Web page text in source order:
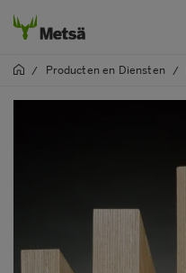
/ Producten en Diensten /